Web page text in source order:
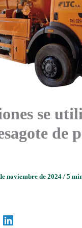
se
de
noviembre de 2024 / 5